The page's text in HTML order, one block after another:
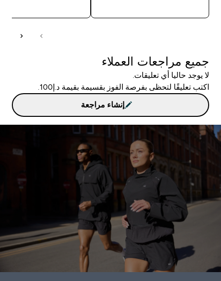
جميع مراجعات العملاء
لا يوجد حاليا أي تعليقات.
اكتب تعليقًا لتحظى بفرصة الفوز بقسيمة بقيمة د.إ100.
إنشاء مراجعة